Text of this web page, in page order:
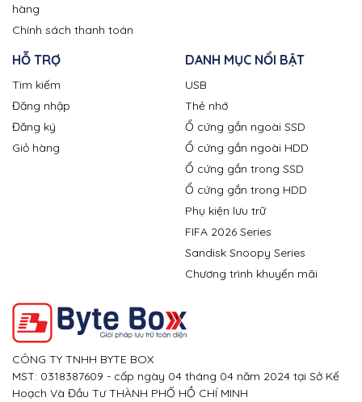
hàng
Chính sách thanh toán
HỖ TRỢ
Tìm kiếm
Đăng nhập
Đăng ký
Giỏ hàng
DANH MỤC NỔI BẬT
USB
Thẻ nhớ
Ổ cứng gắn ngoài SSD
Ổ cứng gắn ngoài HDD
Ổ cứng gắn trong SSD
Ổ cứng gắn trong HDD
Phụ kiện lưu trữ
FIFA 2026 Series
Sandisk Snoopy Series
Chương trình khuyến mãi
CÔNG TY TNHH BYTE BOX
MST: 0318387609 - cấp ngày 04 tháng 04 năm 2024 tại Sở Kế
Hoạch Và Đầu Tư THÀNH PHỐ HỒ CHÍ MINH